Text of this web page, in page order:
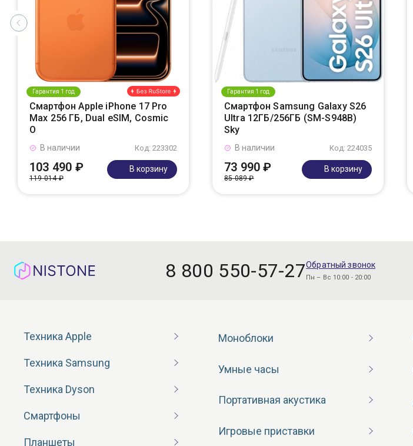
Гарантия 1 год
Смартфон Apple iPhone 17 Pro
Max 256 ГБ, Dual eSIM, Cosmic
O
Код: 223302
В наличии
103 490 ₽
119 014 ₽
В корзину
Гарантия 1 год
Смартфон Samsung Galaxy S26
Ultra 12ГБ/256ГБ (SM-S948B)
Sky
Код: 224035
В наличии
73 990 ₽
85 089 ₽
В корзину
8 800 550-57-27Обратный звонок
Пн – Вс 10:00 - 20:00
Техника Apple
Техника Samsung
Техника Dyson
Смартфоны
Планшеты
Моноблоки
Умные часы
Портативная акустика
Игровые приставки